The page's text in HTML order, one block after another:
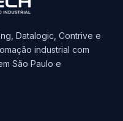
Datalogic, Contrive e
industrial com
São Paulo e